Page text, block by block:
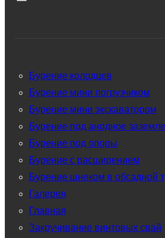
Бурение колодцев
Бурение мини погрузчиком
Бурение мини экскаватором
Бурение под анодное
Бурение под опоры
Бурение с расширением
Бурение шнеком в обсадной
Галерея
Главная
Закручивание винтовых свай